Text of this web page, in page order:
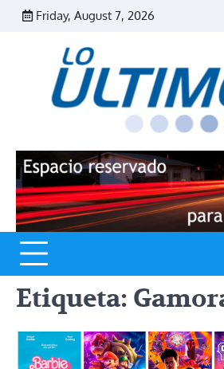
Skip
Friday, August 7, 2026
Etiqueta: